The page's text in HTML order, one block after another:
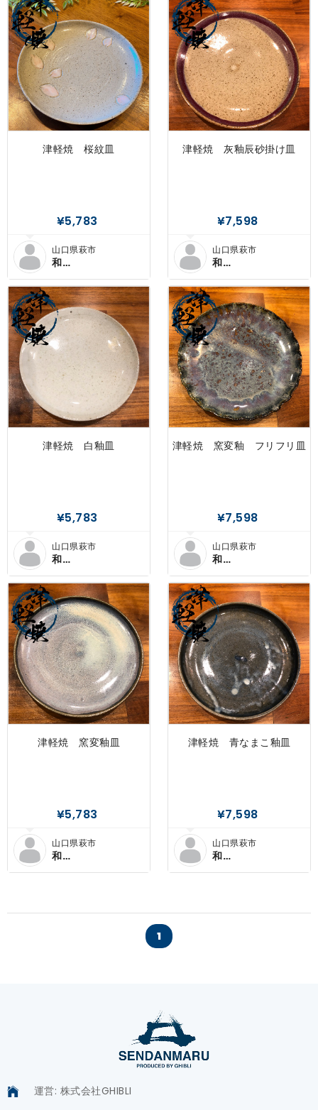
津軽焼 桜紋皿
¥5,783
山口県萩市
和
×SENDANMARU
津軽焼 灰釉辰砂掛け皿
¥7,598
山口県萩市
和
×SENDANMARU
津軽焼 白釉皿
¥5,783
山口県萩市
和
×SENDANMARU
津軽焼 窯変釉 フリフリ皿
¥7,598
山口県萩市
和
×SENDANMARU
津軽焼 窯変釉皿
¥5,783
山口県萩市
和
×SENDANMARU
津軽焼 青なまこ釉皿
¥7,598
山口県萩市
和
×SENDANMARU
1
運営: 株式会社GHIBLI